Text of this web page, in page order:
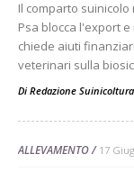
Il comparto
Psa blocca l'export
chiede aiuti
veterinari sulla
Di Redazione Suinicoltura
ALLEVAMENTO 17